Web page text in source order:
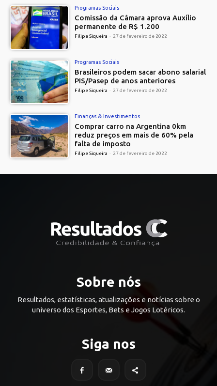
Programas Sociais
Comissão da Câmara aprova Auxílio
permanente de R$ 1.200
Filipe Siqueira - 27 de fevereiro de 2022
Programas Sociais
Brasileiros podem sacar abono salarial
PIS/Pasep de anos anteriores
Filipe Siqueira - 27 de fevereiro de 2022
Finanças & Investimentos
Comprar carro na Argentina 0km
reduz preços em mais de 60% pela
falta de imposto
Filipe Siqueira - 27 de fevereiro de 2022
Sobre nós
Resultados, estatísticas, atualizações e notícias sobre o
universo dos Esportes, Bets e Jogos Lotéricos.
Siga nos